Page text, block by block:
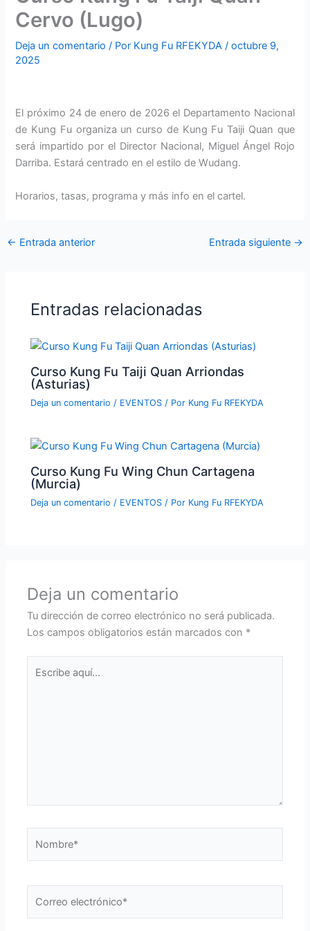
Cervo (Lugo)
Deja un comentario / Por Kung Fu RFEKYDA/octubre 9,
2025
El próximo 24 de enero de 2026 el Departamento Nacional
de Kung Fu organiza un curso de Kung Fu Taiji Quan que
será impartido por el Director Nacional, Miguel Ángel Rojo
Darriba. Estará centrado en el estilo de Wudang.
Horarios, tasas, programa y más info en el cartel.
← Entrada anterior Entrada siguiente →
Entradas relacionadas
Curso Kung Fu Taiji Quan Arriondas
(Asturias)
Deja un comentario / EVENTOS / Por Kung Fu RFEKYDA
Curso Kung Fu Wing Chun Cartagena
(Murcia)
Deja un comentario / EVENTOS / Por Kung Fu RFEKYDA
Deja un comentario
Tu dirección de correo electrónico no será publicada.
Los campos obligatorios están marcados con *
aquí...
electrónico*